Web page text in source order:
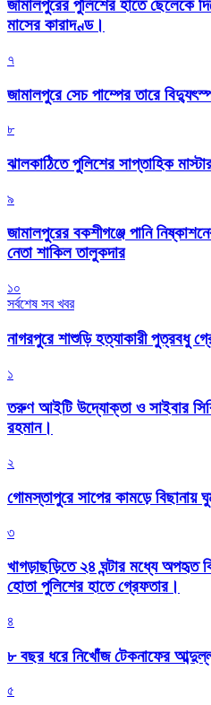
জামালপুরের পুলিশের হাতে ছেলেকে
মাসের কারাদণ্ড।
৭
জামালপুরে সেচ পাম্পের তারে
৮
‎ঝালকাঠিতে পুলিশের সাপ্তাহিক
৯
জামালপুরের বকশীগঞ্জে পানি
নেতা শাকিল তালুকদার
১০
সর্বশেষ সব খবর
নাগরপুরে শাশুড়ি হত্যাকারী পুত্রবধু
১
তরুণ আইটি উদ্যোক্তা ও সাইবার
রহমান।
২
গোমস্তাপুরে সাপের কামড়ে
৩
খাগড়াছড়িতে ২৪ ঘন্টার মধ্যে অপহৃত
হোতা পুলিশের হাতে গ্রেফতার।
৪
৮ বছর ধরে নিখোঁজ টেকনাফের
৫